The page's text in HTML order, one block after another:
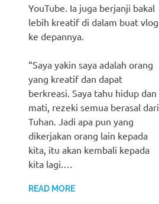
YouTube. Ia juga berjanji bakal
lebih kreatif di dalam buat vlog
ke depannya.
“Saya yakin saya adalah orang
yang kreatif dan dapat
berkreasi. Saya tahu hidup dan
mati, rezeki semua berasal dari
Tuhan. Jadi apa pun yang
dikerjakan orang lain kepada
kita, itu akan kembali kepada
kita lagi.…
READ MORE